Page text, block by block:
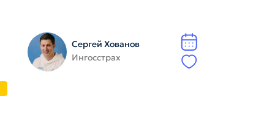
Сергей Хованов
Ингосстрах